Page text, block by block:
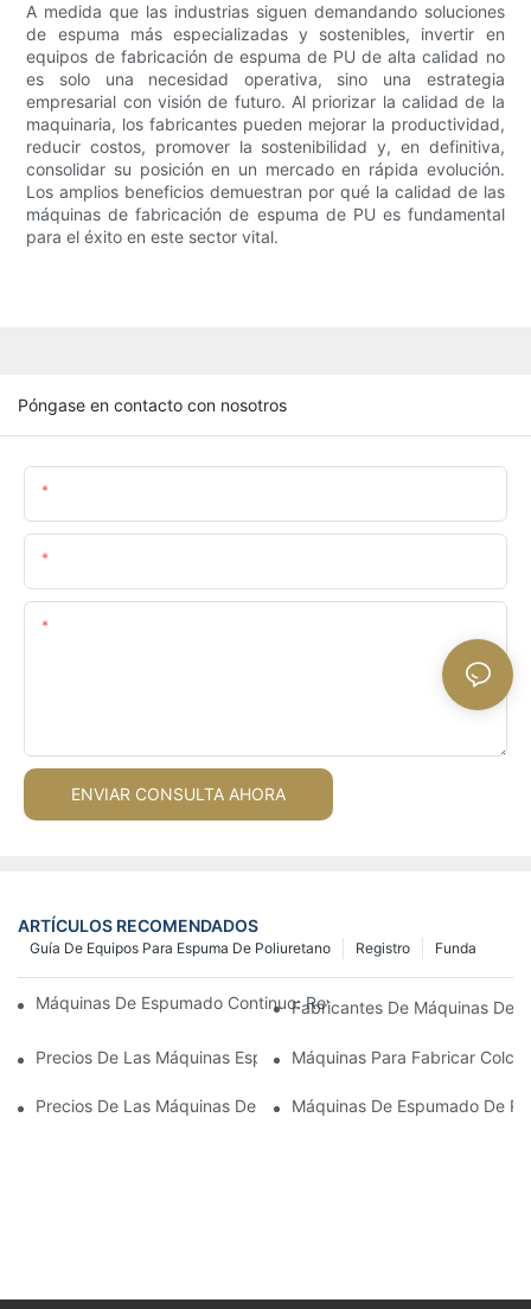
A medida que las industrias siguen demandando soluciones
de espuma más especializadas y sostenibles, invertir en
equipos de fabricación de espuma de PU de alta calidad no
es solo una necesidad operativa, sino una estrategia
empresarial con visión de futuro. Al priorizar la calidad de la
maquinaria, los fabricantes pueden mejorar la productividad,
reducir costos, promover la sostenibilidad y, en definitiva,
consolidar su posición en un mercado en rápida evolución.
Los amplios beneficios demuestran por qué la calidad de las
máquinas de fabricación de espuma de PU es fundamental
para el éxito en este sector vital.
Póngase en contacto con nosotros
ENVIAR CONSULTA AHORA
ARTÍCULOS RECOMENDADOS
Funda
Registro
Guía De Equipos Para Espuma De Poliuretano
Máquinas De Espumado Continuo: Revolucionando La
Fabricantes De Máquinas De
Precios De Las Máquinas Espumadoras Por Lotes: ¿Qué
Máquinas Para Fabricar
Precios De Las Máquinas De Reencolado De Espuma: Factores
Máquinas De Espumado De